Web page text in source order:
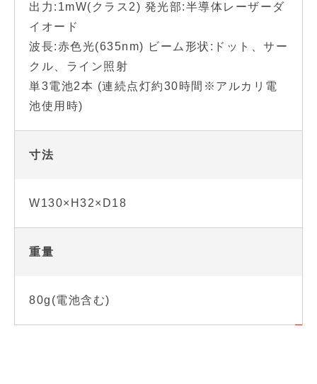
出力:1mW(クラス2) 発光部:半導体レーザーダ
イオード
波長:赤色光(635nm) ビーム形状:ドット、サー
クル、ライン照射
単3電池2本 (連続点灯約30時間※アルカリ電
池使用時)
寸法
W130×H32×D18
重量
80g(電池含む)